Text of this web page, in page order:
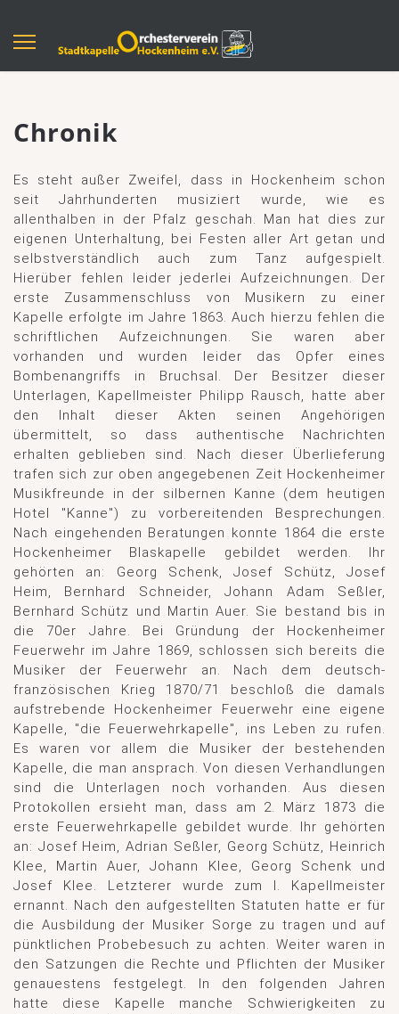
Chronik
Es steht außer Zweifel, dass in Hockenheim schon
seit Jahrhunderten musiziert wurde, wie es
allenthalben in der Pfalz geschah. Man hat dies zur
eigenen Unterhaltung, bei Festen aller Art getan und
selbstverständlich auch zum Tanz aufgespielt.
Hierüber fehlen leider jederlei Aufzeichnungen. Der
erste Zusammenschluss von Musikern zu einer
Kapelle erfolgte im Jahre 1863. Auch hierzu fehlen die
schriftlichen Aufzeichnungen. Sie waren aber
vorhanden und wurden leider das Opfer eines
Bombenangriffs in Bruchsal. Der Besitzer dieser
Unterlagen, Kapellmeister Philipp Rausch, hatte aber
den Inhalt dieser Akten seinen Angehörigen
übermittelt, so dass authentische Nachrichten
erhalten geblieben sind. Nach dieser Überlieferung
trafen sich zur oben angegebenen Zeit Hockenheimer
Musikfreunde in der silbernen Kanne (dem heutigen
Hotel "Kanne") zu vorbereitenden Besprechungen.
Nach eingehenden Beratungen konnte 1864 die erste
Hockenheimer Blaskapelle gebildet werden. Ihr
gehörten an: Georg Schenk, Josef Schütz, Josef
Heim, Bernhard Schneider, Johann Adam Seßler,
Bernhard Schütz und Martin Auer. Sie bestand bis in
die 70er Jahre. Bei Gründung der Hockenheimer
Feuerwehr im Jahre 1869, schlossen sich bereits die
Musiker der Feuerwehr an. Nach dem deutsch-
französischen Krieg 1870/71 beschloß die damals
aufstrebende Hockenheimer Feuerwehr eine eigene
Kapelle, "die Feuerwehrkapelle", ins Leben zu rufen.
Es waren vor allem die Musiker der bestehenden
Kapelle, die man ansprach. Von diesen Verhandlungen
sind die Unterlagen noch vorhanden. Aus diesen
Protokollen ersieht man, dass am 2. März 1873 die
erste Feuerwehrkapelle gebildet wurde. Ihr gehörten
an: Josef Heim, Adrian Seßler, Georg Schütz, Heinrich
Klee, Martin Auer, Johann Klee, Georg Schenk und
Josef Klee. Letzterer wurde zum l. Kapellmeister
ernannt. Nach den aufgestellten Statuten hatte er für
die Ausbildung der Musiker Sorge zu tragen und auf
pünktlichen Probebesuch zu achten. Weiter waren in
den Satzungen die Rechte und Pflichten der Musiker
genauestens festgelegt. In den folgenden Jahren
hatte diese Kapelle manche Schwierigkeiten zu